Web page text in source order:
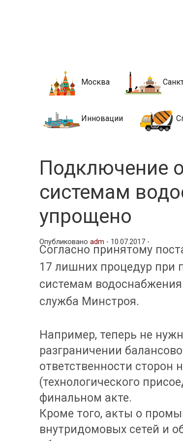
Новости
Москва
Инновации
Подключение
системам
упрощено
Опубликованоadm - 10.07.2017 -
Согласно принятому
17 лишних процедур при
системам
служба Минстроя.
Например, теперь не
разграничении
ответственности
(технологического
финальном акте.
Кроме того, акты о
внутридомовых сетей и